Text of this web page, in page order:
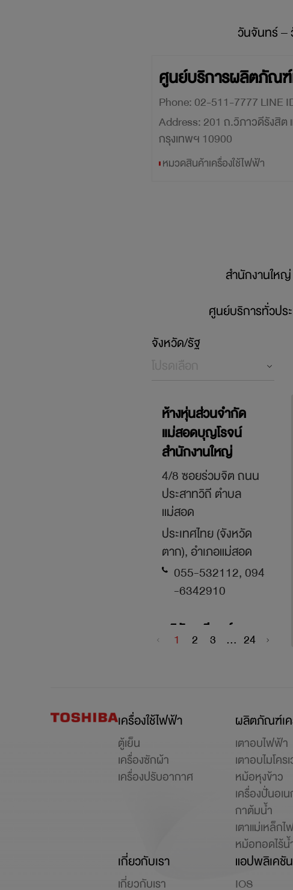
วันจันทร์ –
ศูนย์บริการผลิตภัณ
Phone:
Address:201 ถ.วิภาวดีรังสิต
กรุงเทพฯ 10900
หมวดสินค้าเครื่องใช้ไฟฟ้า
สำนักงานให
ศูนย์บริการทั่วปร
จังหวัด/รัฐ
ห้างหุ่นส่วนจำกัด
แม่สอดบุญโรจน์
สำนักงานใหญ่
4/8 ซอยร่วมจิต ถนน
ประสาทวิถี ตำบล
แม่สอด
ประเทศไทย (จังหวัด
ตาก), อำเภอแม่สอด
055-532112, 094
-6342910
บริษัท ทวียนต์
มาร์เก็ตติ้ง
99/13 หมู่ที่ 13 ตำบล
สันทราย
ประเทศไทย (จังหวัด
เชียงราย), อำเภอเมือง
เชียงราย
053-600602
อิเล็กทรอนิกส์ โดย
นายประสูติ เสกสรร
1 2 3 ... 24
เครื่องใช้ไฟฟ้า
ตู้เย็น
เครื่องซักผ้า
เครื่องปรับอากาศ
ผลิตภัณฑ์เ
เตาอบไฟฟ้า
เตาอบไมโคร
หม้อหุงข้าว
เครื่องปั่นอเ
กาต้มน้ำ
เตาแม่เหล็ก
หม้อทอดไร้
เกี่ยวกับเรา
เกี่ยวกับเรา
แอปพลิเคชั
IOS